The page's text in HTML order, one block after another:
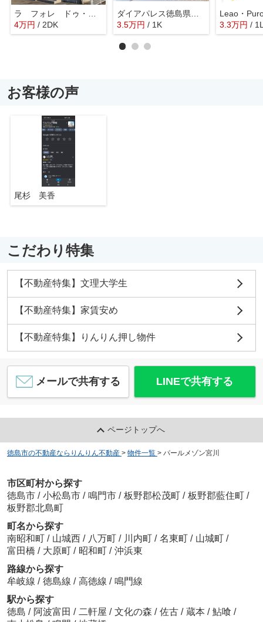
4万円 / 2DK
3.5万円 / 1K
Leao・
3.3万円 /
お客様の声
尾杉 美香
こだわり特集
【不動産特集】文理大学生
【不動産特集】家賃安め
【不動産特集】りんりん押し物件
メールで共有する LINEで共有する
ページトップへ
徳島市の不動産ならりんりん不動産 > 物件一覧 > パールメゾン宮川
市区町村から探す
徳島市 / 小松島市 / 鳴門市 / 板野郡松茂町 / 板野郡藍住町 /
板野郡北島町
町名から探す
南昭和町 / 山城西 / 八万町 / 川内町 / 名東町 / 山城町 /
富田橋 / 大原町 / 昭和町 / 沖浜東
路線から探す
牟岐線 / 徳島線 / 高徳線 / 鳴門線
駅から探す
徳島 / 阿波富田 / 二軒屋 / 文化の森 / 佐古 / 蔵本 / 鮎喰 /